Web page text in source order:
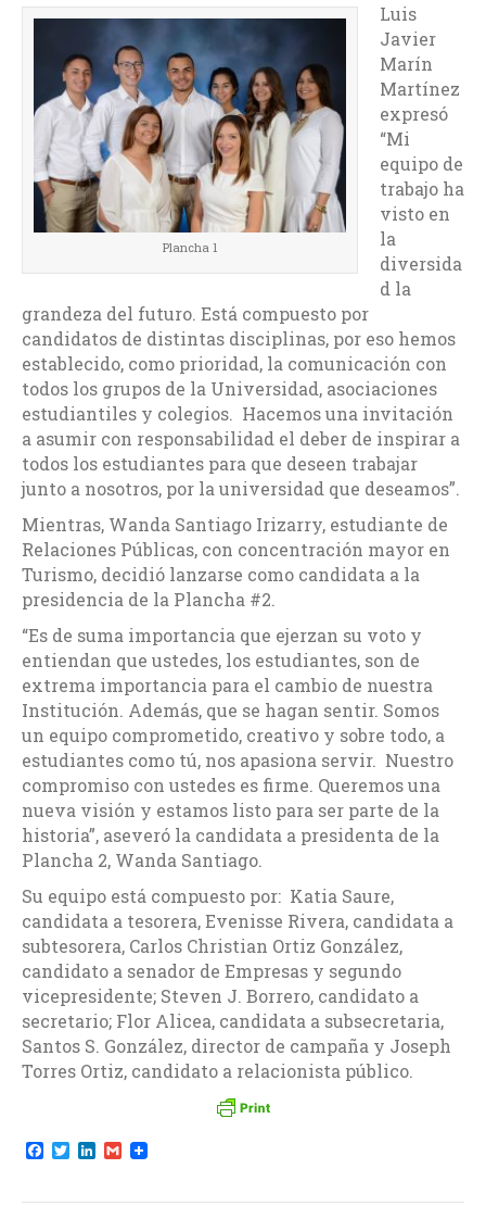
Plancha 1
Luis
Javier
Marín
Martínez
expresó
“Mi
equipo de
trabajo ha
visto en
la
diversida
d la
grandeza del futuro. Está compuesto por
candidatos de distintas disciplinas, por eso hemos
establecido, como prioridad, la comunicación con
todos los grupos de la Universidad, asociaciones
estudiantiles y colegios. Hacemos una invitación
a asumir con responsabilidad el deber de inspirar a
todos los estudiantes para que deseen trabajar
junto a nosotros, por la universidad que deseamos”.
Mientras, Wanda Santiago Irizarry, estudiante de
Relaciones Públicas, con concentración mayor en
Turismo, decidió lanzarse como candidata a la
presidencia de la Plancha #2.
“Es de suma importancia que ejerzan su voto y
entiendan que ustedes, los estudiantes, son de
extrema importancia para el cambio de nuestra
Institución. Además, que se hagan sentir. Somos
un equipo comprometido, creativo y sobre todo, a
estudiantes como tú, nos apasiona servir. Nuestro
compromiso con ustedes es firme. Queremos una
nueva visión y estamos listo para ser parte de la
historia”, aseveró la candidata a presidenta de la
Plancha 2, Wanda Santiago.
Su equipo está compuesto por: Katia Saure,
candidata a tesorera, Evenisse Rivera, candidata a
subtesorera, Carlos Christian Ortiz González,
candidato a senador de Empresas y segundo
vicepresidente; Steven J. Borrero, candidato a
secretario; Flor Alicea, candidata a subsecretaria,
Santos S. González, director de campaña y Joseph
Torres Ortiz, candidato a relacionista público.
F
e
T
t
L
k
G
i